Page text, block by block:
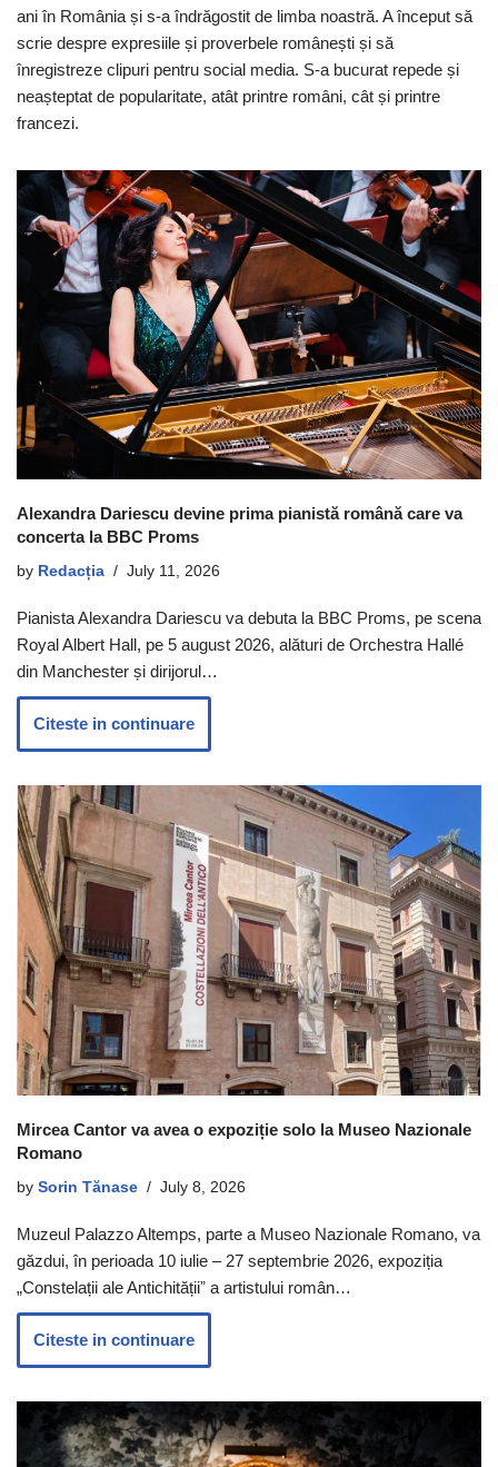
ani în România și s-a îndrăgostit de limba noastră. A început să
scrie despre expresiile și proverbele românești și să
înregistreze clipuri pentru social media. S-a bucurat repede și
neașteptat de popularitate, atât printre români, cât și printre
francezi.
Alexandra Dariescu devine prima pianistă română care va
concerta la BBC Proms
by Redacția July 11, 2026
Pianista Alexandra Dariescu va debuta la BBC Proms, pe scena
Royal Albert Hall, pe 5 august 2026, alături de Orchestra Hallé
din Manchester și dirijorul…
Citeste in continuare
Mircea Cantor va avea o expoziție solo la Museo Nazionale
Romano
by Sorin Tănase July 8, 2026
Muzeul Palazzo Altemps, parte a Museo Nazionale Romano, va
găzdui, în perioada 10 iulie – 27 septembrie 2026, expoziția
„Constelații ale Antichitățiiˮ a artistului român…
Citeste in continuare